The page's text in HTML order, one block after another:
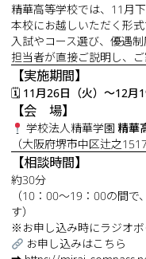
精華高等学校では、11月
本校にお越しいただく形
入試やコース選び、優遇
担当者が直接ご説明し、
【実施期間】
🗓 11月26日（火）～12月
【会 場】
学校法人精華学園 精華
（大阪府堺市中区辻之1517
【相談時間】
約30分
（10：00～19：00の間
す）
※お申し込み時にラジオボ
お申し込みはこちら